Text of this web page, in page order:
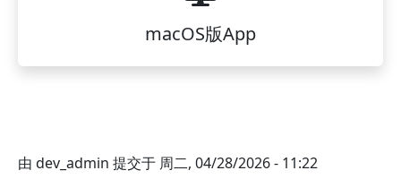
macOS版App
由 dev_admin 提交于 周二, 04/28/2026 - 11:22